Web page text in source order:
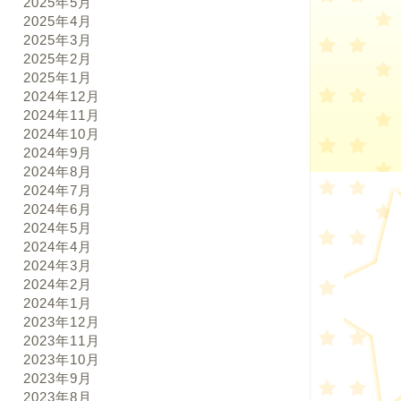
2025年4月
2025年3月
2025年2月
2025年1月
2024年12月
2024年11月
2024年10月
2024年9月
2024年8月
2024年7月
2024年6月
2024年5月
2024年4月
2024年3月
2024年2月
2024年1月
2023年12月
2023年11月
2023年10月
2023年9月
2023年8月